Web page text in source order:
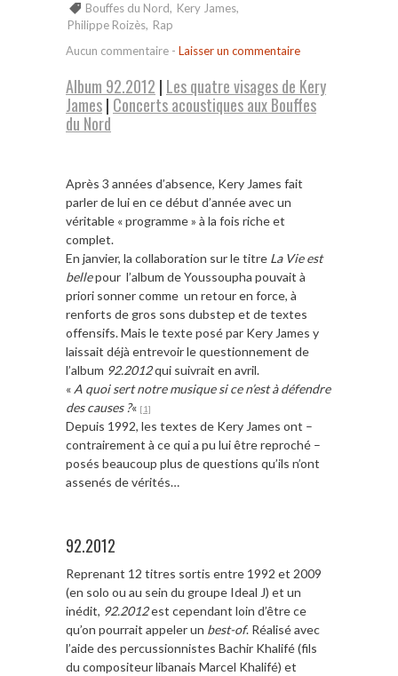
Bouffes du Nord, Kery James,
Philippe Roizès, Rap
Aucun commentaire - Laisser un commentaire
Album 92.2012 | Les quatre visages de Kery
James| Concerts acoustiques aux Bouffes
du Nord
Après 3 années d’absence, Kery James fait
parler de lui en ce début d’année avec un
véritable « programme » à la fois riche et
complet.
En janvier, la collaboration sur le titre La Vie est
bellepour l’album de Youssoupha pouvait à
priori sonner comme un retour en force, à
renforts de gros sons dubstep et de textes
offensifs. Mais le texte posé par Kery James y
laissait déjà entrevoir le questionnement de
l’album 92.2012qui suivrait en avril.
« A quoi sert notre musique si ce n’est à défendre
des causes ?« [1]
Depuis 1992, les textes de Kery James ont –
contrairement à ce qui a pu lui être reproché –
posés beaucoup plus de questions qu’ils n’ont
assenés de vérités…
92.2012
Reprenant 12 titres sortis entre 1992 et 2009
(en solo ou au sein du groupe Ideal J) et un
inédit, 92.2012est cependant loin d’être ce
qu’on pourrait appeler un best-of. Réalisé avec
l’aide des percussionnistes Bachir Khalifé (fils
du compositeur libanais Marcel Khalifé) et